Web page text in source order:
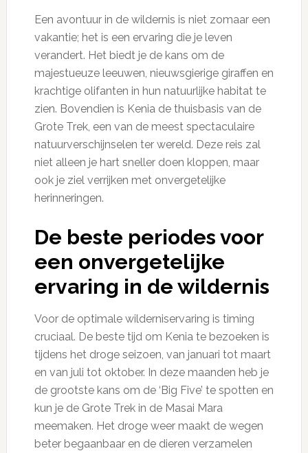
Een avontuur in de wildernis is niet zomaar een
vakantie; het is een ervaring die je leven
verandert. Het biedt je de kans om de
majestueuze leeuwen, nieuwsgierige giraffen en
krachtige olifanten in hun natuurlijke habitat te
zien. Bovendien is Kenia de thuisbasis van de
Grote Trek, een van de meest spectaculaire
natuurverschijnselen ter wereld. Deze reis zal
niet alleen je hart sneller doen kloppen, maar
ook je ziel verrijken met onvergetelijke
herinneringen.
De beste periodes voor
een onvergetelijke
ervaring in de wildernis
Voor de optimale wilderniservaring is timing
cruciaal. De beste tijd om Kenia te bezoeken is
tijdens het droge seizoen, van januari tot maart
en van juli tot oktober. In deze maanden heb je
de grootste kans om de ‘Big Five’ te spotten en
kun je de Grote Trek in de Masai Mara
meemaken. Het droge weer maakt de wegen
beter begaanbaar en de dieren verzamelen